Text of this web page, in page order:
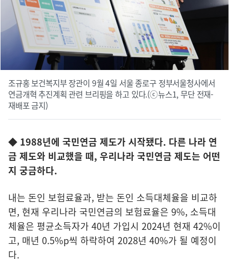
조규홍 보건복지부 장관이 9월 4일 서울 종로구 정부서울청사에서
연금개혁 추진계획 관련 브리핑을 하고 있다.(ⓒ뉴스1, 무단 전재-
재배포 금지)
◆ 1988년에 국민연금 제도가 시작됐다. 다른 나라 연
금 제도와 비교했을 때, 우리나라 국민연금 제도는 어떤
지 궁금하다.
내는 돈인 보험료율과, 받는 돈인 소득대체율을 비교하
면, 현재 우리나라 국민연금의 보험료율은 9%, 소득대
체율은 평균소득자가 40년 가입시 2024년 현재 42%이
고, 매년 0.5%p씩 하락하여 2028년 40%가 될 예정이
다.